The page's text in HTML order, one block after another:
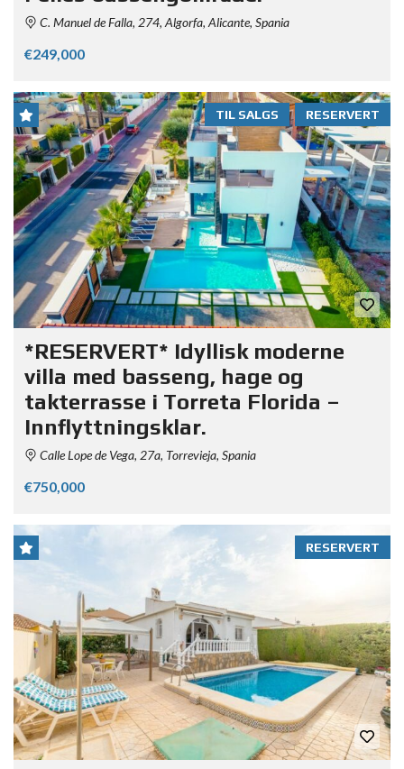
C. Manuel de Falla, 274, Algorfa, Alicante, Spania
€249,000
RESERVERT
TIL SALGS
*RESERVERT* Idyllisk moderne
villa med basseng, hage og
takterrasse i Torreta Florida –
Innflyttningsklar.
Calle Lope de Vega, 27a, Torrevieja, Spania
€750,000
RESERVERT